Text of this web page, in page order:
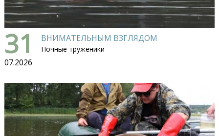
31
07.2026
ВНИМАТЕЛЬНЫМ ВЗГЛЯДОМ
Ночные труженики